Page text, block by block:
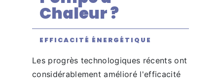
Chaleur ?
EFFICACITÉ ÉNERGÉTIQUE
Les progrès technologiques récents ont
considérablement amélioré l'efficacité